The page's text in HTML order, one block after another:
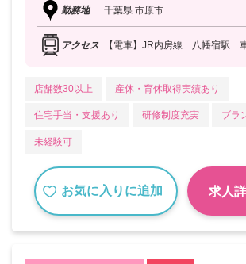
勤務地 千葉県 市原市
アクセス 【電車】JR内房線 八幡宿駅
店舗数30以上 産休・育休取得実績あり
住宅手当・支援あり 研修制度充実 ブラ
未経験可
お気に入りに追加 求人